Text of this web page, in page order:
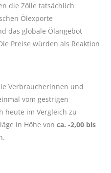
die Zölle tatsächlich
Ölexporte
das globale Ölangebot
Preise würden als Reaktion
Verbraucherinnen und
vom gestrigen
heute im Vergleich zu
in Höhe von ca. -2,00 bis